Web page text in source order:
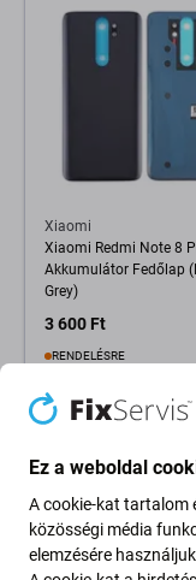
Xiaomi
Xiaomi Redmi Note 8
Akkumulátor Fedőlap
Grey)
3 600 Ft
RENDELÉSRE
Ez a weboldal
A cookie-kat tartalom
közösségi média
elemzésére